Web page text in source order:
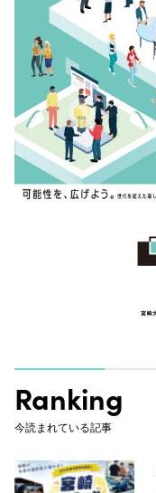
Ranking
今読まれている記事